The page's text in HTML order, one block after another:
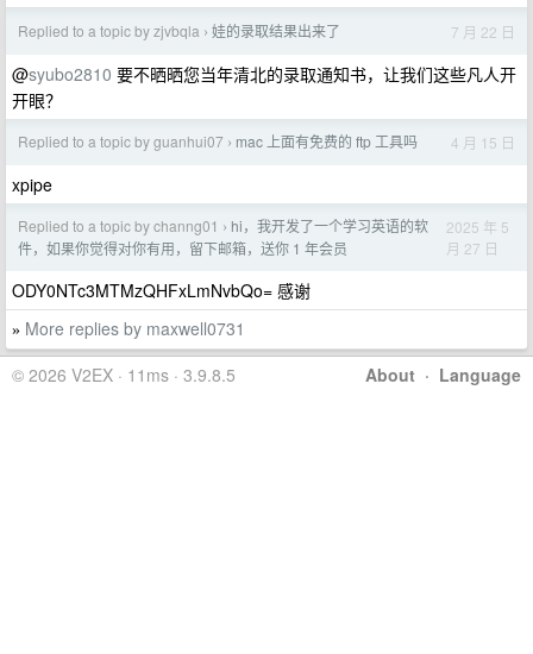
Replied to a topic by zjvbqla › 娃的录取结果出来了 7 月 22 日
@syubo2810 要不晒晒您当年清北的录取通知书，让我们这些凡人开
开眼？
Replied to a topic by guanhui07 › mac 上面有免费的 ftp 工具吗 4 月 15 日
xpipe
Replied to a topic by channg01 › hi，我开发了一个学习英语的软
件，如果你觉得对你有用，留下邮箱，送你 1 年会员
2025 年 5
月 27 日
ODY0NTc3MTMzQHFxLmNvbQo= 感谢
» More replies by maxwell0731
About · Language
© 2026 V2EX · 11ms · 3.9.8.5